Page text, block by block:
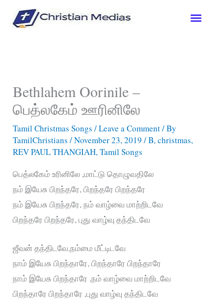
Main
Bethlahem Oorinile –
பெத்லகேம் ஊரினிலே
Tamil Christmas Songs /Leave a Comment/ By
TamilChristians/November 23, 2019/B,christmas,
REV PAUL THANGIAH,Tamil Songs
பெத்லகேம் உரினிலே ,மாட்டு தொழுவதிலே
நம் இயேசு பிறந்தரே, பிறந்தரே பிறந்தரே
நம் இயேசு பிறந்தரே, நம் வாழ்வை மாற்றிடவே
பிறந்தரே பிறந்தரே, புது வாழ்வு தந்திடவே
ஜீவன் தந்திடவே,நம்மை மீட்டிடவே
நாம் இயேசு பிறந்தாரே, பிறந்தாரே பிறந்தாரே
நாம் இயேசு பிறந்தாரே ,நம் வாழ்வை மாற்றிடவே
பிறந்தாரே பிறந்தாரே ,புது வாழ்வு தந்திடவே